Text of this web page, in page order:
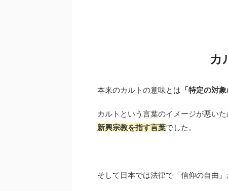
カ
本来のカルトの意味とは 「特定の対
カルトという言葉のイメージが悪い
新興宗教を指す言葉でした。
そして日本では法律で「信仰の自由」